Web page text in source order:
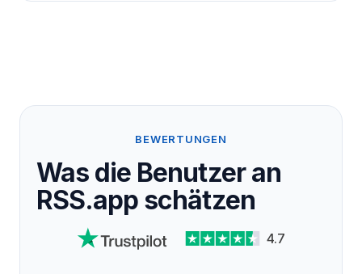
BEWERTUNGEN
Was die Benutzer an
RSS.app schätzen
4.7